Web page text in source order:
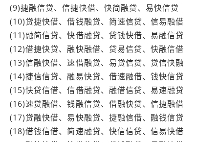
(9)捷融信贷、信捷快借、快简融贷、易快信贷
(10)贷捷快借、借钱融贷、简速信贷、信易融借
(11)融简信贷、快借融贷、贷钱快借、易融信贷
(12)借捷快贷、融快融借、贷易信贷、快融信借
(13)信融快借、速借融贷、易贷信贷、贷信快融
(14)捷信信贷、融易快贷、借速融借、钱快信贷
(15)快贷信借、信借融贷、融借信贷、易速融贷
(16)速贷融借、钱融信贷、借融快贷、信捷融借
(17)贷融快借、易快融贷、捷融信借、融钱信贷
(18)借钱信借、简速融贷、快信信贷、信易快借